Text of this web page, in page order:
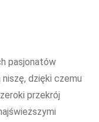
pasjonatów
dzięki czemu
przekrój